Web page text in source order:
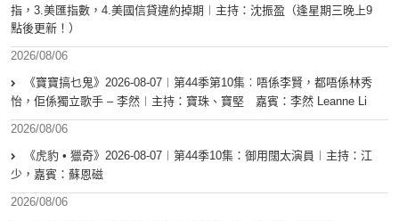
指，3.美匯指數，4.美國信貸違約掉期︱主持：沈振盈（逢星期三晚上9
點後更新！）
2026/08/06
《寶寶搞乜鬼》2026-08-07︱第44季第10集︰唔係李賢，都唔係林秀
怡，佢係獨立歌手 – 李然︱主持：寶珠、寶堅 嘉賓：李然 Leanne Li
2026/08/06
《虎豹 • 獵奇》2026-08-07︱第44季10集：御用闊太演員︱主持：江
少，嘉賓：蘇恩磁
2026/08/06